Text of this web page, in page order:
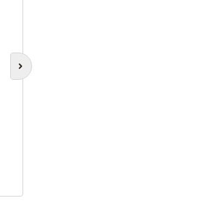
フリクション替芯(多
色用) 0.5mm 3色
次のスライドへ